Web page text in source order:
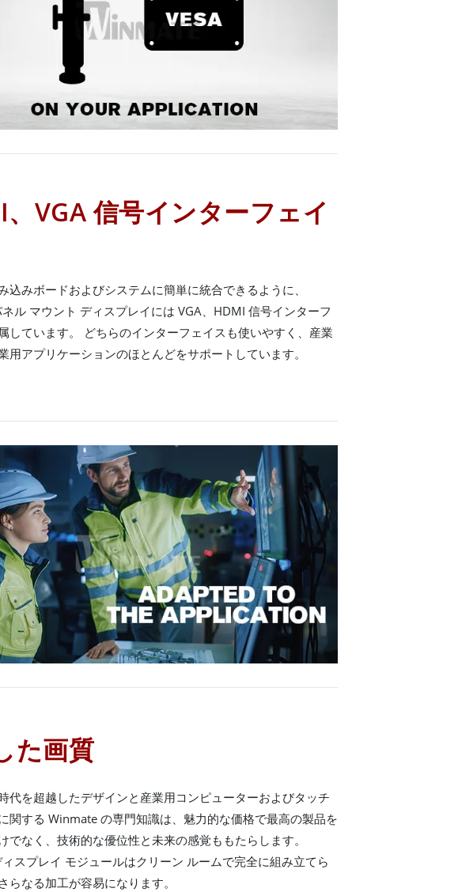
VGA 信号インターフェイ
込みボードおよびシステムに簡単に統合できるように、
ル マウント ディスプレイには VGA、HDMI 信号インターフ
しています。 どちらのインターフェイスも使いやすく、産業
用アプリケーションのほとんどをサポートしています。
た画質
代を超越したデザインと産業用コンピューターおよびタッチ
関する Winmate の専門知識は、魅力的な価格で最高の製品を
でなく、技術的な優位性と未来の感覚ももたらします。
スプレイ モジュールはクリーン ルームで完全に組み立てら
らなる加工が容易になります。